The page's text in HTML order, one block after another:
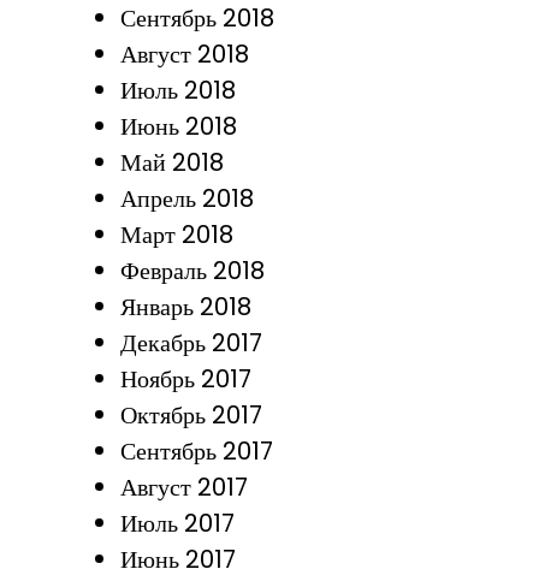
Сентябрь 2018
Август 2018
Июль 2018
Июнь 2018
Май 2018
Апрель 2018
Март 2018
Февраль 2018
Январь 2018
Декабрь 2017
Ноябрь 2017
Октябрь 2017
Сентябрь 2017
Август 2017
Июль 2017
Июнь 2017